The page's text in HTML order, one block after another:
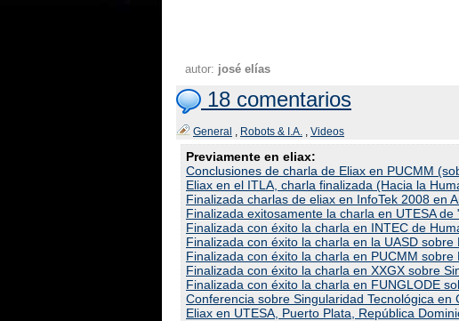
autor: josé elías
18 comentarios
General , Robots & I.A. , Videos
Previamente en eliax:
Conclusiones de charla de Eliax en PUCMM
Eliax en el ITLA, charla finalizada (Hacia la
Finalizada charlas de eliax en InfoTek 2008 en
Finalizada exitosamente la charla en UTESA
Finalizada con éxito la charla en INTEC de
Finalizada con éxito la charla en la UASD
Finalizada con éxito la charla en PUCMM sobre
Finalizada con éxito la charla en XXGX sobre
Finalizada con éxito la charla en FUNGLODE
Conferencia sobre Singularidad Tecnológica en
Eliax en UTESA, Puerto Plata, República